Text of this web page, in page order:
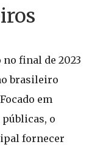
final de 2023
brasileiro
em
o
fornecer